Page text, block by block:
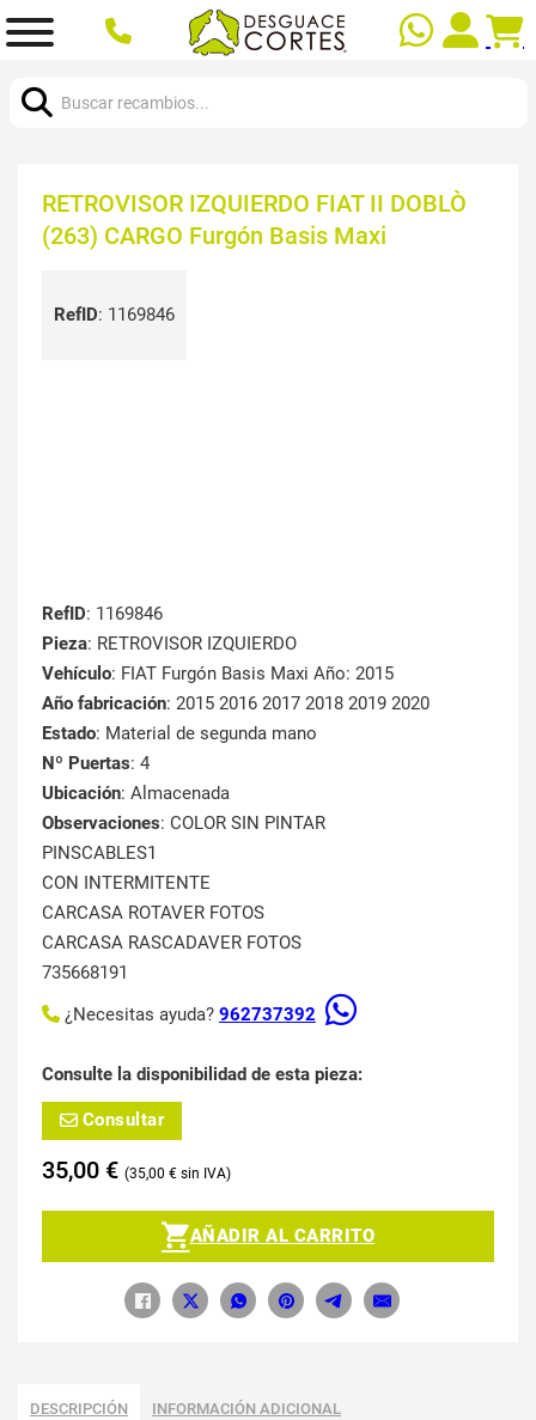
RETROVISOR IZQUIERDO FIAT II DOBLÒ
(263) CARGO Furgón Basis Maxi
RefID: 1169846
RefID: 1169846
Pieza: RETROVISOR IZQUIERDO
Vehículo: FIAT Furgón Basis Maxi Año: 2015
Año fabricación: 2015 2016 2017 2018 2019 2020
Estado: Material de segunda mano
Nº Puertas: 4
Ubicación: Almacenada
Observaciones: COLOR SIN PINTAR
PINSCABLES1
CON INTERMITENTE
CARCASA ROTAVER FOTOS
CARCASA RASCADAVER FOTOS
735668191
¿Necesitas ayuda? 962737392
Consulte la disponibilidad de esta pieza:
Consultar
35,00 € 35,00 €
AÑADIR AL CARRITO
DESCRIPCIÓN INFORMACIÓN ADICIONAL